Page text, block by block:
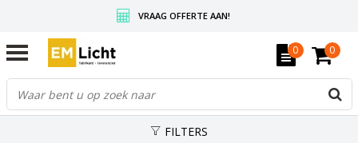
VRAAG OFFERTE AAN!
GRATIS VERZENDING BOVEN DE € 350,-
WEDERVERKOPERS KRIJGEN ALTIJD KORTING, INFORMEER!
0 0
FILTERS